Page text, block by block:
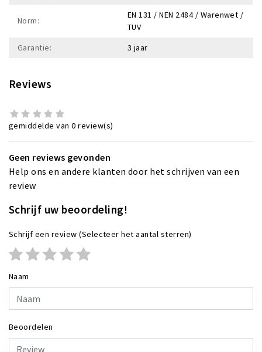
Norm:
EN 131 / NEN 2484 / Warenwet /
TUV
Garantie:
3 jaar
Reviews
gemiddelde van 0 review(s)
Geen reviews gevonden
Help ons en andere klanten door het schrijven van een
review
Schrijf uw beoordeling!
Schrijf een review (Selecteer het aantal sterren)
Naam
Beoordelen